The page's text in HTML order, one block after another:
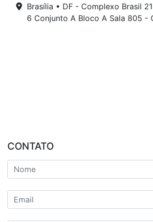
Brasília • DF - Complexo Brasil
6 Conjunto A Bloco A Sala 805 -
CONTATO